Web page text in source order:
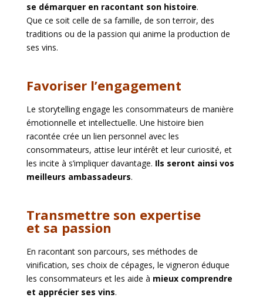
se démarquer en racontant son histoire.
Que ce soit celle de sa famille, de son terroir, des
traditions ou de la passion qui anime la production de
ses vins.
Favoriser l’engagement
Le storytelling engage les consommateurs de manière
émotionnelle et intellectuelle. Une histoire bien
racontée crée un lien personnel avec les
consommateurs, attise leur intérêt et leur curiosité, et
les incite à s’impliquer davantage. Ils seront ainsi vos
meilleurs ambassadeurs.
Transmettre son expertise
et sa passion
En racontant son parcours, ses méthodes de
vinification, ses choix de cépages, le vigneron éduque
les consommateurs et les aide à mieux comprendre
et apprécier ses vins.